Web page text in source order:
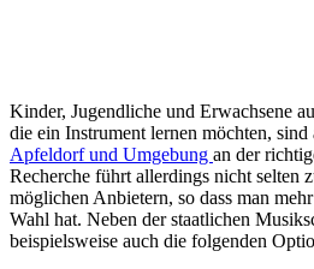
Kinder, Jugendliche und Erwachsene
die ein Instrument lernen möchten, sind
Apfeldorf und Umgebung an der
Recherche führt allerdings nicht selten
möglichen Anbietern, so dass man
Wahl hat. Neben der staatlichen
beispielsweise auch die folgenden